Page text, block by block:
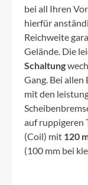
bei all Ihren
hierfür
Reichweite
Gelände. Die
Schaltung
Gang. Bei
mit den
auf ruppigeren
(Coil) mit 120
(100 mm bei